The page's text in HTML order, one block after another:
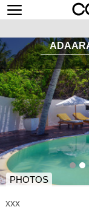
PHOTOS
xxx